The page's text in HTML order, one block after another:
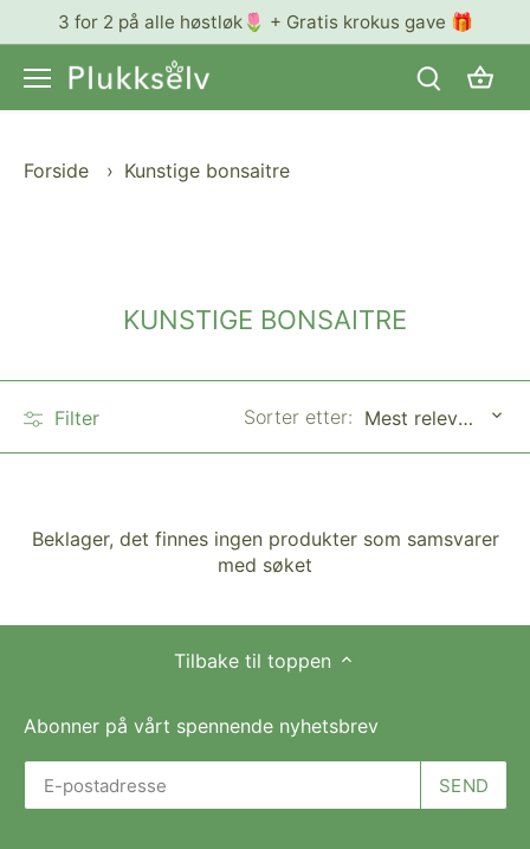
til
innhold
3 for 2 på alle høstløk🌷 + Gratis krokus gave 🎁
Forside › Kunstige bonsaitre
KUNSTIGE BONSAITRE
Filter Sorter etter: Mest relevant
Beklager, det finnes ingen produkter som samsvarer
med søket
Tilbake til toppen
Abonner på vårt spennende nyhetsbrev